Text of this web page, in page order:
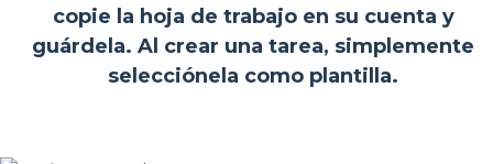
copie la hoja de trabajo en su cuenta y
guárdela. Al crear una tarea, simplemente
selecciónela como plantilla.